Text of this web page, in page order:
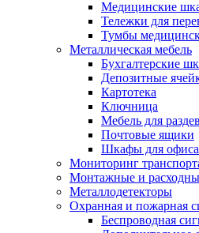
Медицинские
Тележки для
Тумбы
Металлическая мебель
Бухгалтерские
Депозитные
Картотека
Ключница
Мебель для
Почтовые ящики
Шкафы для офиса
Мониторинг
Монтажные и
Металлодетекторы
Охранная и пожарная
Беспроводная